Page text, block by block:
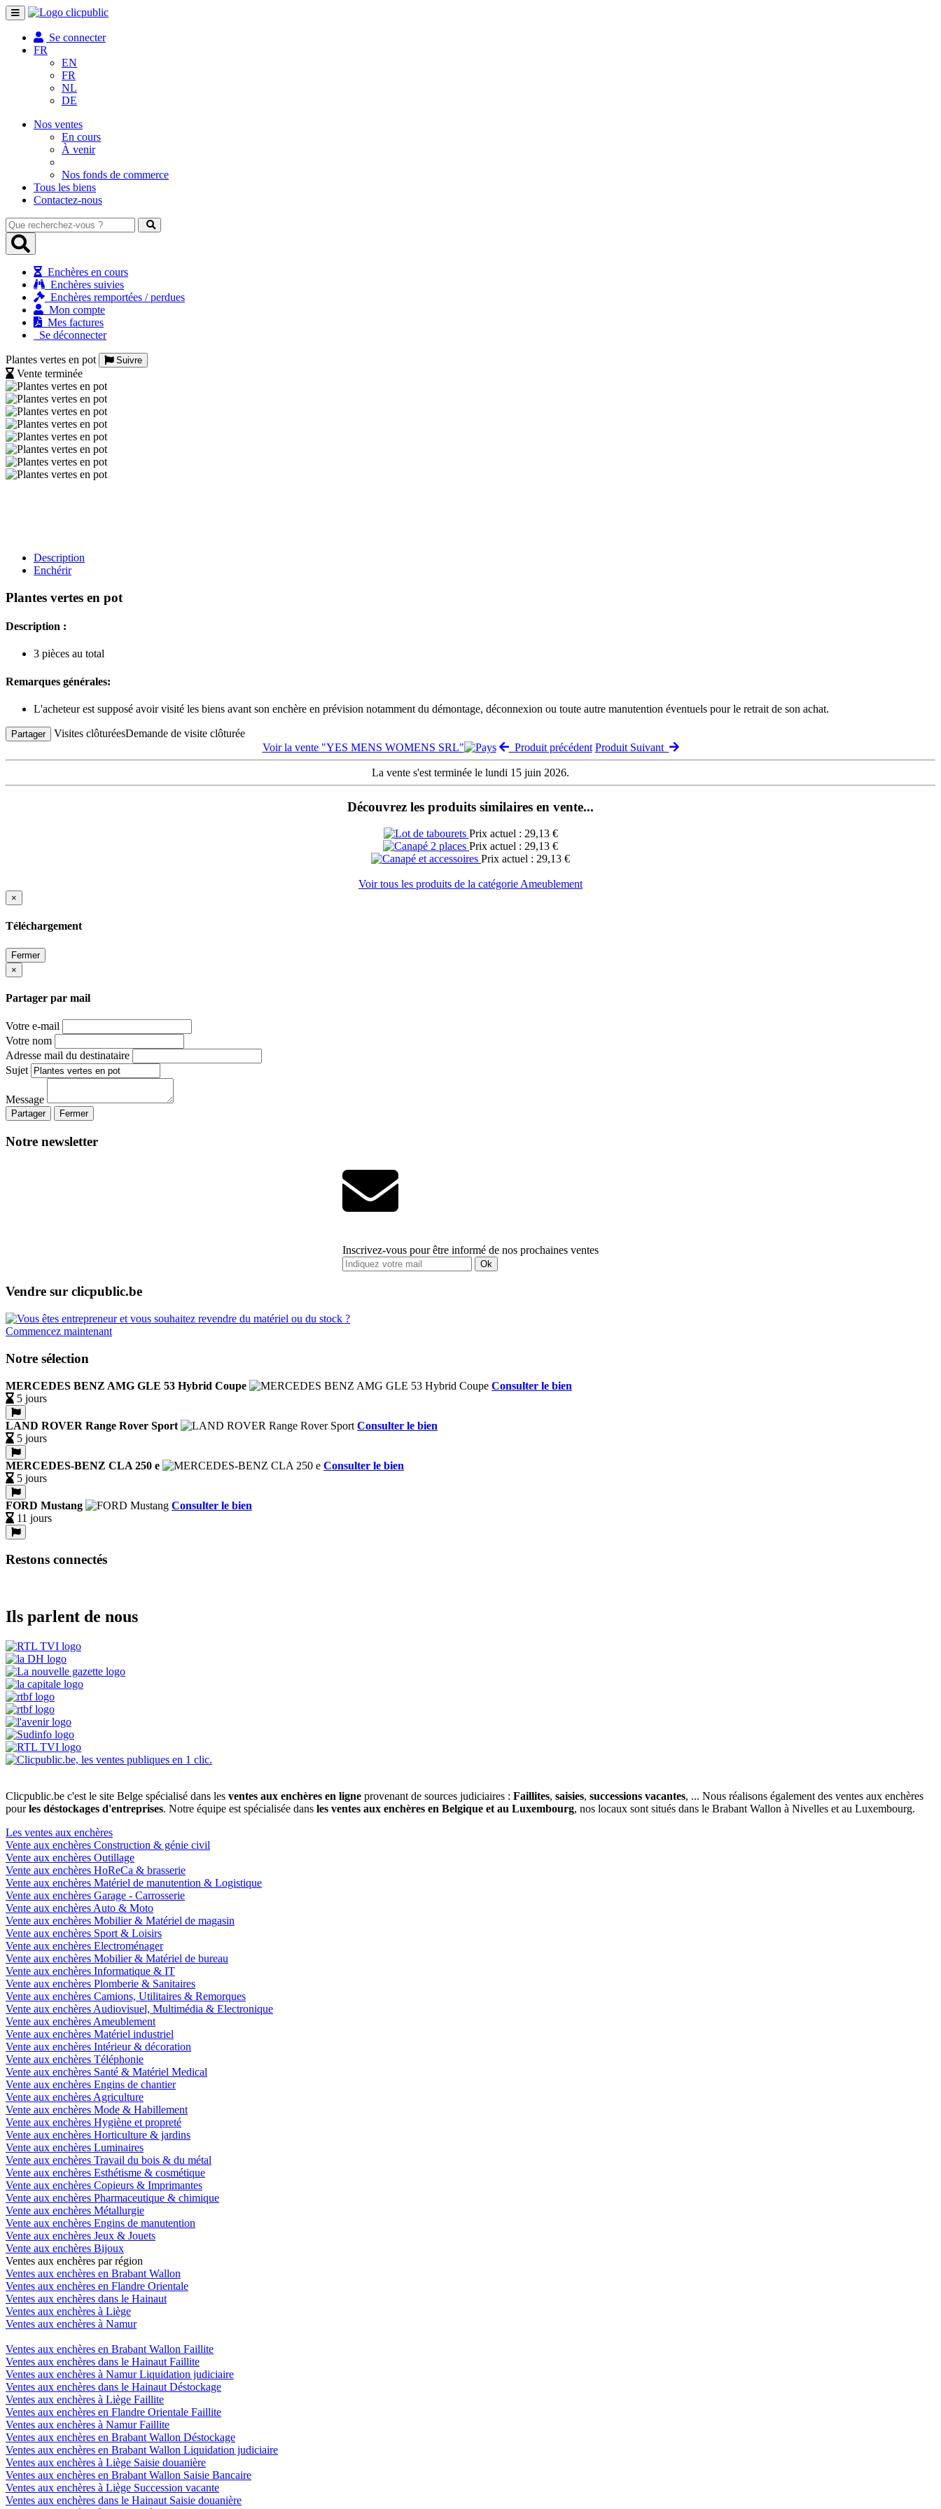
Toggle
navigation
Se connecter
FR
EN
FR
NL
DE
Nos ventes
En cours
À venir
Nos fonds de commerce
Tous les biens
Contactez-nous
Que
recherchez-
vous
Enchères en cours
Enchères suivies
Enchères remportées / perdues
Mon compte
Mes factures
Se déconnecter
Plantes vertes en pot Suivre
Vente terminée
Description
Enchérir
Plantes vertes en pot
Description :
3 pièces au total
Remarques générales:
L'acheteur est supposé avoir visité les biens avant son enchère en prévision notamment du démontage, déconnexion ou toute autre manutention éventuels pour le retrait de son achat.
Partager Visites clôturéesDemande de visite clôturée
Voir la vente "YES MENS WOMENS SRL"
Produit précédent Produit Suivant
La vente s'est terminée le lundi 15 juin 2026.
Découvrez les produits similaires en vente...
Prix actuel : 29,13 €
Prix actuel : 29,13 €
Prix actuel : 29,13 €
Voir tous les produits de la catégorie Ameublement
×
Téléchargement
Fermer
×
Partager par mail
Votre e-mail
Votre nom
Adresse mail du destinataire
Sujet
Message
Partager Fermer
Notre newsletter
Inscrivez-vous pour être informé de nos prochaines ventes
Ok
Vendre sur clicpublic.be
Commencez maintenant
Notre sélection
MERCEDES BENZ AMG GLE 53 Hybrid Coupe
Consulter le bien
5 jours
LAND ROVER Range Rover Sport
Consulter le bien
5 jours
MERCEDES-BENZ CLA 250 e
Consulter le bien
5 jours
FORD Mustang
Consulter le bien
11 jours
Restons connectés
Ils parlent de nous
Clicpublic.be c'est le site Belge spécialisé dans les ventes aux enchères en ligne provenant de sources judiciaires : Faillites, saisies, successions vacantes, ... Nous réalisons également des ventes aux enchères
pourles déstockages d'entreprises. Notre équipe est spécialisée dans les ventes aux enchères en Belgique et au Luxembourg, nos locaux sont situés dans le Brabant Wallon à Nivelles et au Luxembourg.
Les ventes aux enchères
Vente aux enchères Construction & génie civil
Vente aux enchères Outillage
Vente aux enchères HoReCa & brasserie
Vente aux enchères Matériel de manutention & Logistique
Vente aux enchères Garage - Carrosserie
Vente aux enchères Auto & Moto
Vente aux enchères Mobilier & Matériel de magasin
Vente aux enchères Sport & Loisirs
Vente aux enchères Electroménager
Vente aux enchères Mobilier & Matériel de bureau
Vente aux enchères Informatique & IT
Vente aux enchères Plomberie & Sanitaires
Vente aux enchères Camions, Utilitaires & Remorques
Vente aux enchères Audiovisuel, Multimédia & Electronique
Vente aux enchères Ameublement
Vente aux enchères Matériel industriel
Vente aux enchères Intérieur & décoration
Vente aux enchères Téléphonie
Vente aux enchères Santé & Matériel Medical
Vente aux enchères Engins de chantier
Vente aux enchères Agriculture
Vente aux enchères Mode & Habillement
Vente aux enchères Hygiène et propreté
Vente aux enchères Horticulture & jardins
Vente aux enchères Luminaires
Vente aux enchères Travail du bois & du métal
Vente aux enchères Esthétisme & cosmétique
Vente aux enchères Copieurs & Imprimantes
Vente aux enchères Pharmaceutique & chimique
Vente aux enchères Métallurgie
Vente aux enchères Engins de manutention
Vente aux enchères Jeux & Jouets
Vente aux enchères Bijoux
Ventes aux enchères par région
Ventes aux enchères en Brabant Wallon
Ventes aux enchères en Flandre Orientale
Ventes aux enchères dans le Hainaut
Ventes aux enchères à Liège
Ventes aux enchères à Namur
Ventes aux enchères en Brabant Wallon Faillite
Ventes aux enchères dans le Hainaut Faillite
Ventes aux enchères à Namur Liquidation judiciaire
Ventes aux enchères dans le Hainaut Déstockage
Ventes aux enchères à Liège Faillite
Ventes aux enchères en Flandre Orientale Faillite
Ventes aux enchères à Namur Faillite
Ventes aux enchères en Brabant Wallon Déstockage
Ventes aux enchères en Brabant Wallon Liquidation judiciaire
Ventes aux enchères à Liège Saisie douanière
Ventes aux enchères en Brabant Wallon Saisie Bancaire
Ventes aux enchères à Liège Succession vacante
Ventes aux enchères dans le Hainaut Saisie douanière